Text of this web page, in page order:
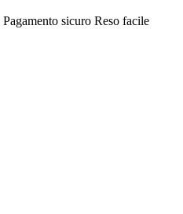
Pagamento sicuro Reso facile